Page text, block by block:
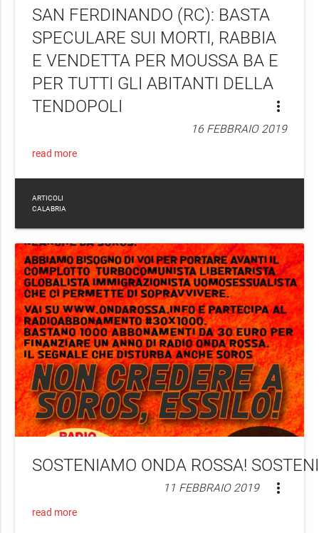
SAN FERDINANDO (RC): BASTA
SPECULARE SUI MORTI, RABBIA
E VENDETTA PER MOUSSA BA E
PER TUTTI GLI ABITANTI DELLA
TENDOPOLI
more_vert
16 FEBBRAIO 2019
read more
ARTICOLI
CALABRIA
SOSTENIAMO ONDA ROSSA!
more_vert
11 FEBBRAIO 2019
read more